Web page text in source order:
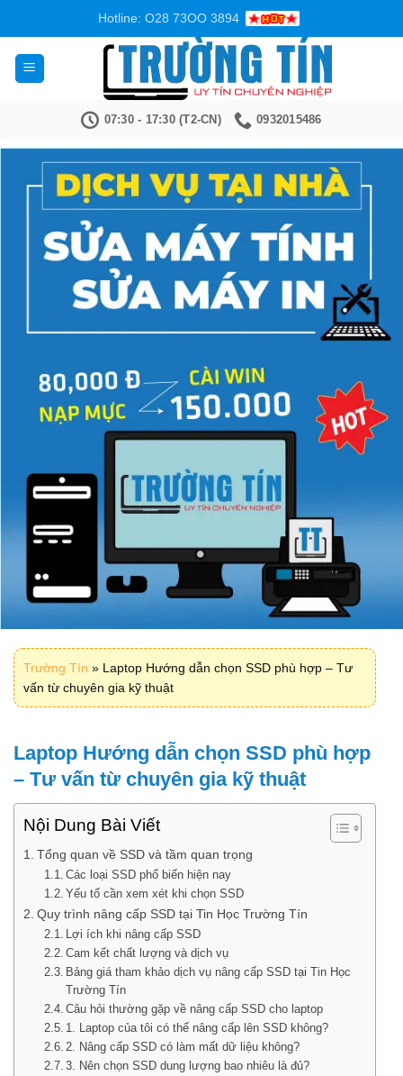
nội
dung
Hotline: O28 73OO 3894
07:30 - 17:30 (T2-CN) 0932015486
Trường Tín » Laptop Hướng dẫn chọn SSD phù hợp – Tư
vấn từ chuyên gia kỹ thuật
Laptop Hướng dẫn chọn SSD phù hợp
– Tư vấn từ chuyên gia kỹ thuật
Nội Dung Bài Viết
Tổng quan về SSD và tầm quan trọng
Các loại SSD phổ biến hiện nay
Yếu tố cần xem xét khi chọn SSD
Quy trình nâng cấp SSD tại Tin Học Trường Tín
Lợi ích khi nâng cấp SSD
Cam kết chất lượng và dịch vụ
Bảng giá tham khảo dịch vụ nâng cấp SSD tại Tin Học
Trường Tín
Câu hỏi thường gặp về nâng cấp SSD cho laptop
1. Laptop của tôi có thể nâng cấp lên SSD không?
2. Nâng cấp SSD có làm mất dữ liệu không?
3. Nên chọn SSD dung lượng bao nhiêu là đủ?